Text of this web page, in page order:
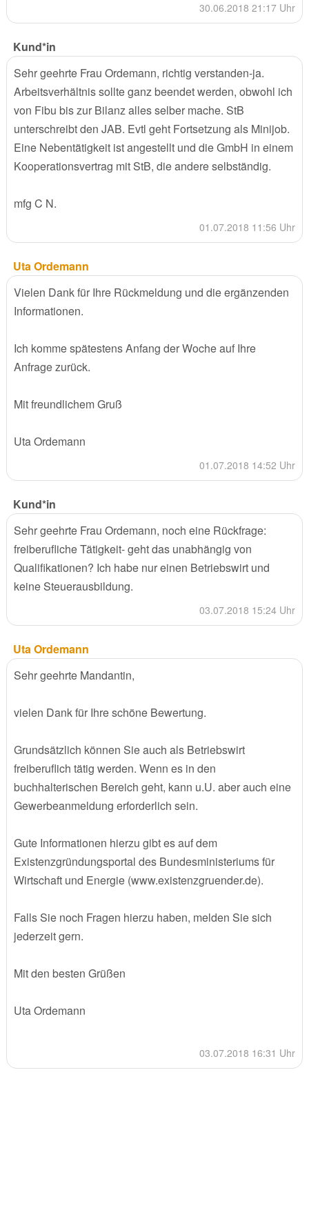
30.06.2018 21:17 Uhr
Kund*in
Sehr geehrte Frau Ordemann, richtig verstanden-ja.
Arbeitsverhältnis sollte ganz beendet werden, obwohl ich
von Fibu bis zur Bilanz alles selber mache. StB
unterschreibt den JAB. Evtl geht Fortsetzung als Minijob.
Eine Nebentätigkeit ist angestellt und die GmbH in einem
Kooperationsvertrag mit StB, die andere selbständig.
mfg C N.
01.07.2018 11:56 Uhr
Uta Ordemann
Vielen Dank für Ihre Rückmeldung und die ergänzenden
Informationen.
Ich komme spätestens Anfang der Woche auf Ihre
Anfrage zurück.
Mit freundlichem Gruß
Uta Ordemann
01.07.2018 14:52 Uhr
Kund*in
Sehr geehrte Frau Ordemann, noch eine Rückfrage:
freiberufliche Tätigkeit- geht das unabhängig von
Qualifikationen? Ich habe nur einen Betriebswirt und
keine Steuerausbildung.
03.07.2018 15:24 Uhr
Uta Ordemann
Sehr geehrte Mandantin,
vielen Dank für Ihre schöne Bewertung.
Grundsätzlich können Sie auch als Betriebswirt
freiberuflich tätig werden. Wenn es in den
buchhalterischen Bereich geht, kann u.U. aber auch eine
Gewerbeanmeldung erforderlich sein.
Gute Informationen hierzu gibt es auf dem
Existenzgründungsportal des Bundesministeriums für
Wirtschaft und Energie (www.existenzgruender.de).
Falls Sie noch Fragen hierzu haben, melden Sie sich
jederzeit gern.
Mit den besten Grüßen
Uta Ordemann
03.07.2018 16:31 Uhr